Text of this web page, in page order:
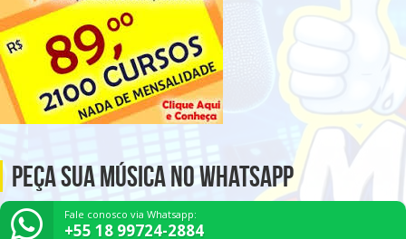
Peça Sua Música no Whatsapp
Fale conosco via Whatsapp:
+55 18 99724-2884